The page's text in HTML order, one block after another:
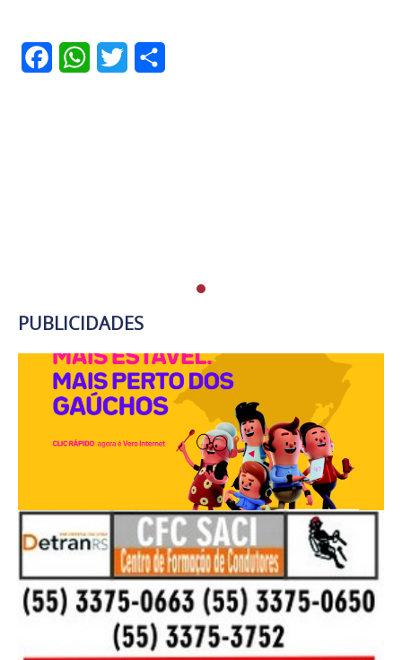
FacebookWhatsApp
Twitter
PUBLICIDADES